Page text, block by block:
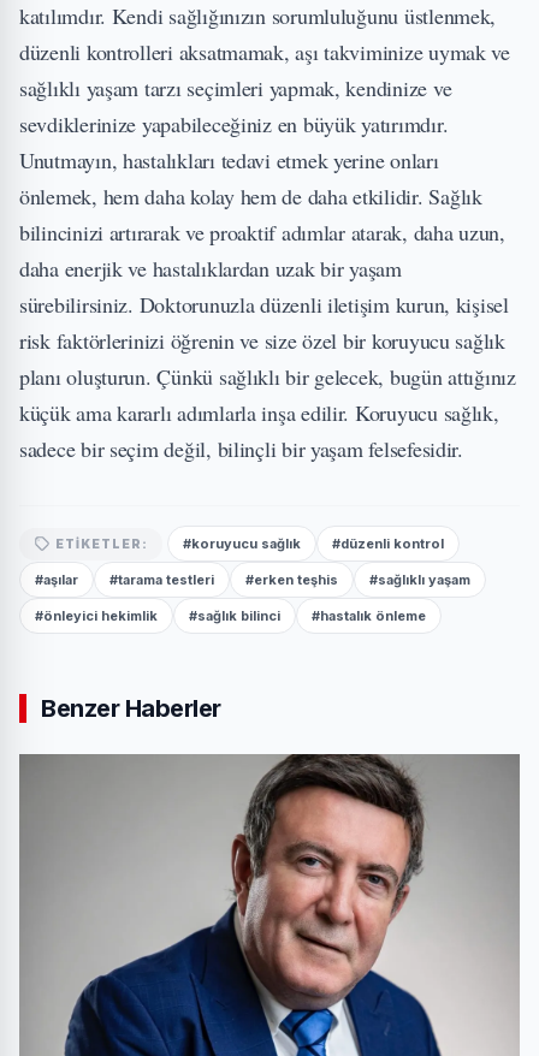
katılımdır. Kendi sağlığınızın sorumluluğunu üstlenmek,
düzenli kontrolleri aksatmamak, aşı takviminize uymak ve
sağlıklı yaşam tarzı seçimleri yapmak, kendinize ve
sevdiklerinize yapabileceğiniz en büyük yatırımdır.
Unutmayın, hastalıkları tedavi etmek yerine onları
önlemek, hem daha kolay hem de daha etkilidir. Sağlık
bilincinizi artırarak ve proaktif adımlar atarak, daha uzun,
daha enerjik ve hastalıklardan uzak bir yaşam
sürebilirsiniz. Doktorunuzla düzenli iletişim kurun, kişisel
risk faktörlerinizi öğrenin ve size özel bir koruyucu sağlık
planı oluşturun. Çünkü sağlıklı bir gelecek, bugün attığınız
küçük ama kararlı adımlarla inşa edilir. Koruyucu sağlık,
sadece bir seçim değil, bilinçli bir yaşam felsefesidir.
ETIKETLER: #koruyucu sağlık #düzenli kontrol
#aşılar #tarama testleri #erken teşhis #sağlıklı yaşam
#önleyici hekimlik #sağlık bilinci #hastalık önleme
Benzer Haberler